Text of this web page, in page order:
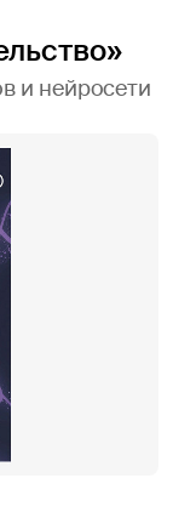
и нейросети